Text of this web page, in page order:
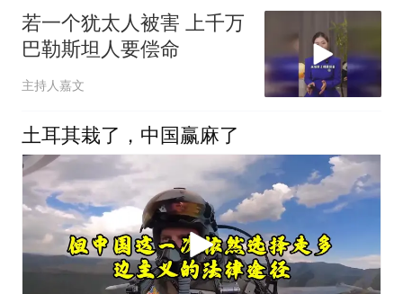
若一个犹太人被害 上千万
巴勒斯坦人要偿命
主持人嘉文
土耳其栽了，中国赢麻了